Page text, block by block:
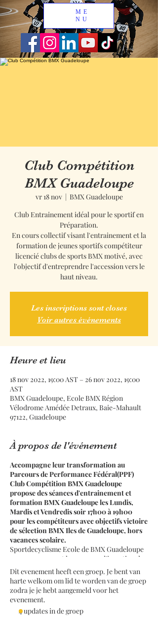
ME
NU
Club Compétition
BMX Guadeloupe
vr 18 nov
  |
BMX Guadeloupe
Club Entrainement idéal pour le sportif en
Préparation.
En cours collectif visant l'entrainement et la
formation de jeunes sportifs compétiteur
licencié clubs de sports BMX motivé, avec
l'objectif d'entreprendre l'accession vers le
haut niveau.
Les inscriptions sont closes
Voir autres événements
Heure et lieu
18 nov 2022, 19:00 AST – 26 nov 2022, 19:00
AST
BMX Guadeloupe, Ecole BMX Région
Vélodrome Amédée Detraux, Baie-Mahault
97122, Guadeloupe
À propos de l'événement
Accompagne leur transformation au
Parcours de Performance Fédéral(PPF)
Club Compétition BMX Guadeloupe
propose des séances d'entrainement et
formation BMX Guadeloupe les Lundis,
Mardis et Vendredis soir 17h00 à 19h00
pour les compétiteurs avec objectifs victoire
de sélection BMX Iles de Guadeloupe, hors
vacances scolaire.
Sportdecyclisme Ecole de BMX Guadeloupe
accompagnement le parcours d'insertion de
jeunes sportifs adapté au rythme scolaire
visant le développement des compétences
athlétique et sportive à l’intérieur d’un camps
d'entrainement et de formation BMX
Guadeloupe. Repère le triple projets du
compétiteur avec les métiers de l'animation
Dit evenement heeft een groep. Je bent van
harte welkom om lid te worden van de groep
zodra je je hebt aangemeld voor het
evenement.
4 updates in de groep